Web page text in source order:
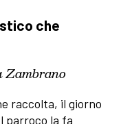
che
Zambrano
raccolta, il giorno
parroco la fa